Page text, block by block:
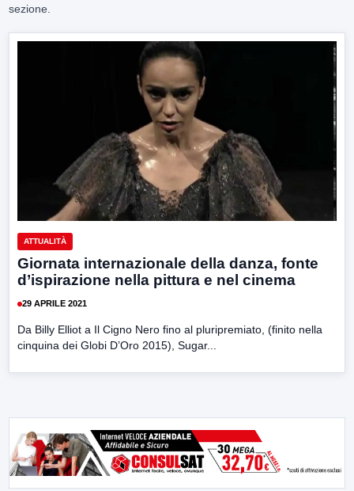
sezione.
ATTUALITÀ
Giornata internazionale della danza, fonte
d’ispirazione nella pittura e nel cinema
29 APRILE 2021
Da Billy Elliot a Il Cigno Nero fino al pluripremiato, (finito nella
cinquina dei Globi D’Oro 2015), Sugar...